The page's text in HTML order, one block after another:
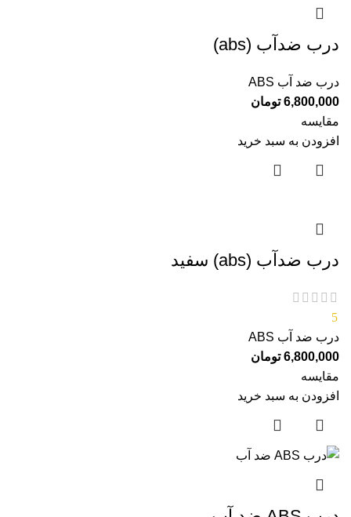
درب ضدآب (abs)
درب ضد آب ABS
6,800,000 تومان
مقایسه
افزودن به سبد خرید
درب ضدآب (abs) سفید
5
درب ضد آب ABS
6,800,000 تومان
مقایسه
افزودن به سبد خرید